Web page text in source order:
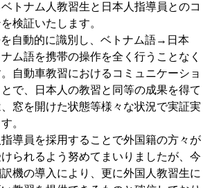
トナム人教習生と日本人指導員とのコ
検証いたします。
自動的に識別し、ベトナム語→日本
ム語を携帯の操作を全く行うことなく
自動車教習におけるコミュニケーショ
で、日本人の教習と同等の成果を得て
窓を開けた状態等様々な状況で実証実
。
導員を採用することで外国籍の方々が
られるよう努めてまいりましたが、今
機の導入により、更に外国人教習生に